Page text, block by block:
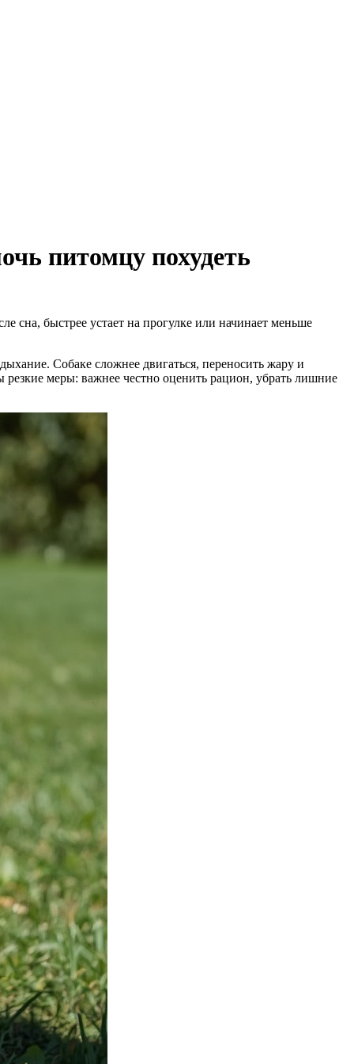
питомцу похудеть
сна, быстрее устает на прогулке или начинает меньше
Собаке сложнее двигаться, переносить жару и
меры: важнее честно оценить рацион, убрать лишние